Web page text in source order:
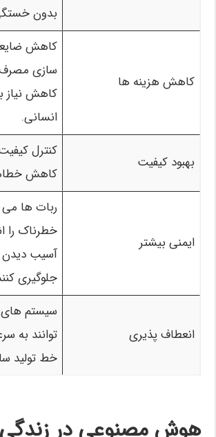
بدون
کاهش هزینه ها
کاهش
سازی مصرف
کاهش نیاز
انسانی.
بهبود کیفیت
کنترل
کاهش
ایمنی بیشتر
ربات ها می
خطرناک را
آسیب دیدن
جلوگیری
انعطاف پذیری
سیستم
توانند به
خط تولید